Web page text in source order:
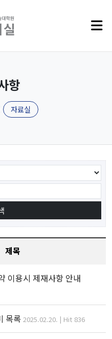
항
자료실
제목
이용시 제재사항 안내
목록 2025.02.20. | Hit 836